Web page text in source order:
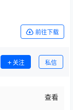
前往下载
关注 私信
查看